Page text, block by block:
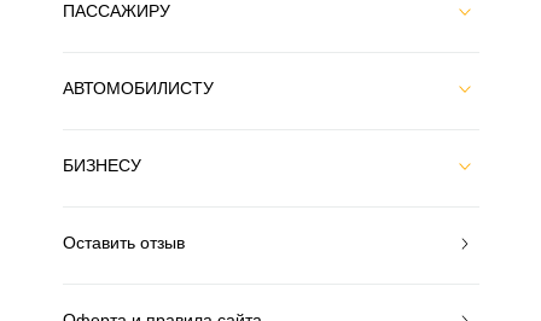
ПАССАЖИРУ
АВТОМОБИЛИСТУ
БИЗНЕСУ
Оставить отзыв